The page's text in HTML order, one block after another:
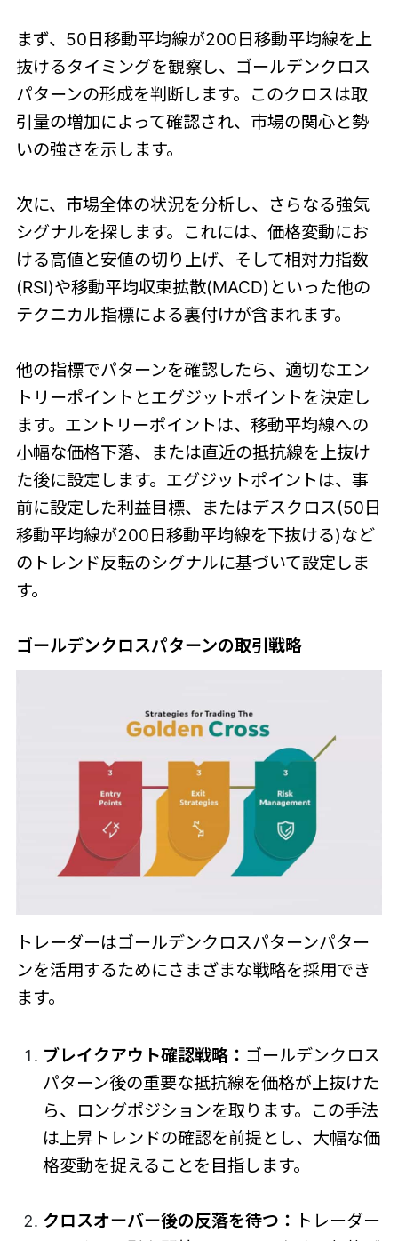
まず、50日移動平均線が200日移動平均線を上
抜けるタイミングを観察し、ゴールデンクロス
パターンの形成を判断します。このクロスは取
引量の増加によって確認され、市場の関心と勢
いの強さを示します。
次に、市場全体の状況を分析し、さらなる強気
シグナルを探します。これには、価格変動にお
ける高値と安値の切り上げ、そして相対力指数
(RSI)や移動平均収束拡散(MACD)といった他の
テクニカル指標による裏付けが含まれます。
他の指標でパターンを確認したら、適切なエン
トリーポイントとエグジットポイントを決定し
ます。エントリーポイントは、移動平均線への
小幅な価格下落、または直近の抵抗線を上抜け
た後に設定します。エグジットポイントは、事
前に設定した利益目標、またはデスクロス(50日
移動平均線が200日移動平均線を下抜ける)など
のトレンド反転のシグナルに基づいて設定しま
す。
ゴールデンクロスパターンの取引戦略
トレーダーはゴールデンクロスパターンパター
ンを活用するためにさまざまな戦略を採用でき
ます。
ブレイクアウト確認戦略： ゴールデンクロス
パターン後の重要な抵抗線を価格が上抜けた
ら、ロングポジションを取ります。この手法
は上昇トレンドの確認を前提とし、大幅な価
格変動を捉えることを目指します。
クロスオーバー後の反落を待つ： トレーダー